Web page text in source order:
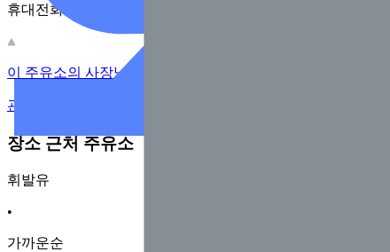
휴대전화 카메라로 찍어보세요
이 주유소의 사장님이신가요?
관리하기
장소 근처 주유소
휘발유
•
가까운순